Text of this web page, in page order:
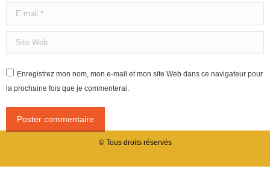
E-mail *
Site Web
Enregistrez mon nom, mon e-mail et mon site Web dans ce navigateur pour
la prochaine fois que je commenterai.
Poster commentaire
© Tous droits réservés